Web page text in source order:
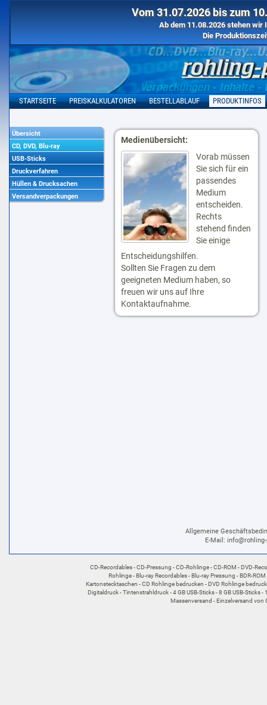
Vom 31.07.2026 bis zum
Ab dem 11.08.2026 stehen
Die
STARTSEITE PREISKALKULATOREN BESTELLABLAUF PRODUKTINFOS
Übersicht
CD, DVD, Blu-ray
USB-Sticks
Druckverfahren
Hüllen & Drucksachen
Versandverpackungen
Medienübersicht:
Vorab müssen
Sie sich für ein
passendes
Medium
entscheiden.
Rechts
stehend finden
Sie einige
Entscheidungshilfen.
Sollten Sie Fragen zu dem
geeigneten Medium haben, so
freuen wir uns auf Ihre
Kontaktaufnahme.
Allgemeine
E-Mail:
CD-Recordables CD-Pressung CD-Rohlinge CD-ROM
DVD-
Rohlinge
Blu-ray Recordables Blu-ray Pressung
BDR-ROM
Kartonstecktaschen
CD Rohlinge bedrucken
DVD Rohlinge
Digitaldruck
Tintenstrahldruck 4 GB USB-Sticks 8 GB USB-Sticks
Massenversand
Einzelversand von